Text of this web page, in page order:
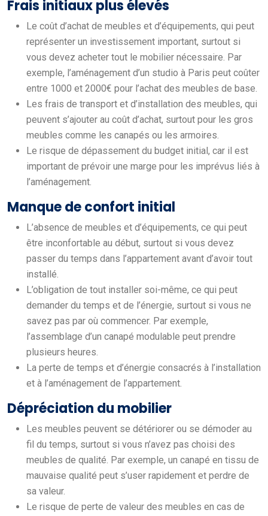
Frais initiaux plus élevés
Le coût d’achat de meubles et d’équipements, qui peut
représenter un investissement important, surtout si
vous devez acheter tout le mobilier nécessaire. Par
exemple, l’aménagement d’un studio à Paris peut coûter
entre 1000 et 2000€ pour l’achat des meubles de base.
Les frais de transport et d’installation des meubles, qui
peuvent s’ajouter au coût d’achat, surtout pour les gros
meubles comme les canapés ou les armoires.
Le risque de dépassement du budget initial, car il est
important de prévoir une marge pour les imprévus liés à
l’aménagement.
Manque de confort initial
L’absence de meubles et d’équipements, ce qui peut
être inconfortable au début, surtout si vous devez
passer du temps dans l’appartement avant d’avoir tout
installé.
L’obligation de tout installer soi-même, ce qui peut
demander du temps et de l’énergie, surtout si vous ne
savez pas par où commencer. Par exemple,
l’assemblage d’un canapé modulable peut prendre
plusieurs heures.
La perte de temps et d’énergie consacrés à l’installation
et à l’aménagement de l’appartement.
Dépréciation du mobilier
Les meubles peuvent se détériorer ou se démoder au
fil du temps, surtout si vous n’avez pas choisi des
meubles de qualité. Par exemple, un canapé en tissu de
mauvaise qualité peut s’user rapidement et perdre de
sa valeur.
Le risque de perte de valeur des meubles en cas de